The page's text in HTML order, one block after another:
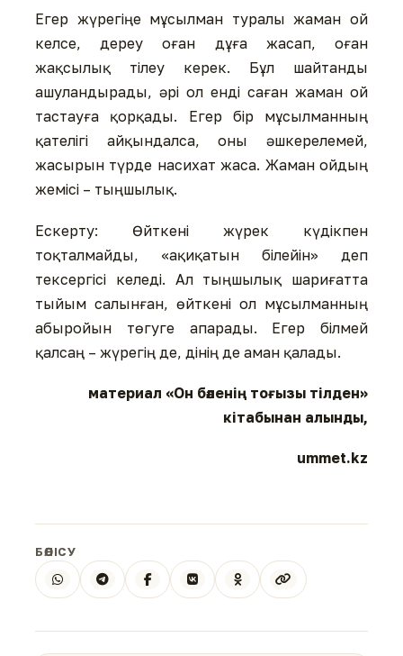
Егер жүрегіңе мұсылман туралы жаман ой
келсе, дереу оған дұға жасап, оған
жақсылық тілеу керек. Бұл шайтанды
ашуландырады, әрі ол енді саған жаман ой
тастауға қорқады. Егер бір мұсылманның
қателігі айқындалса, оны әшкерелемей,
жасырын түрде насихат жаса. Жаман ойдың
жемісі – тыңшылық.
Ескерту: Өйткені жүрек күдікпен
тоқталмайды, «ақиқатын білейін» деп
тексергісі келеді. Ал тыңшылық шариғатта
тыйым салынған, өйткені ол мұсылманның
абыройын төгуге апарады. Егер білмей
қалсаң – жүрегің де, дінің де аман қалады.
материал «Он бәленің тоғызы тілден»
кітабынан алынды,
ummet.kz
БӨЛІСУ